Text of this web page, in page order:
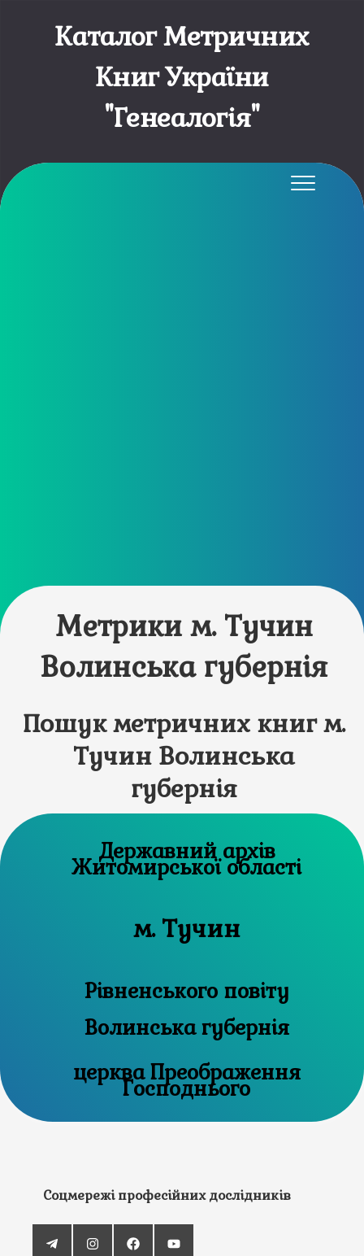
Каталог Метричних
Книг України
"Генеалогія"
Метрики м. Тучин
Волинська губернія
Пошук метричних книг м.
Тучин Волинська
губернія
Державний архів
Житомирської області
м. Тучин
Рівненського повіту
Волинська губернія
церква Преображення
Господнього
Соцмережі професійних дослідників